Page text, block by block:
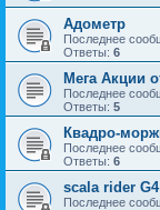
Адометр
Последнее
Ответы: 6
Мега Акции
Последнее
Ответы: 5
Квадро-
Последнее
Ответы: 6
scala rider G4
Последнее